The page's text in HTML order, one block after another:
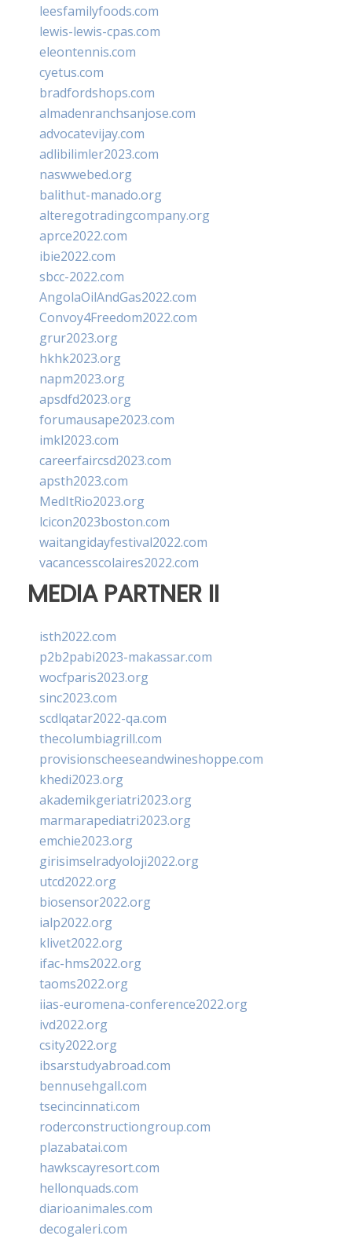
leesfamilyfoods.com
lewis-lewis-cpas.com
eleontennis.com
cyetus.com
bradfordshops.com
almadenranchsanjose.com
advocatevijay.com
adlibilimler2023.com
naswwebed.org
balithut-manado.org
alteregotradingcompany.org
aprce2022.com
ibie2022.com
sbcc-2022.com
AngolaOilAndGas2022.com
Convoy4Freedom2022.com
grur2023.org
hkhk2023.org
napm2023.org
apsdfd2023.org
forumausape2023.com
imkl2023.com
careerfaircsd2023.com
apsth2023.com
MedItRio2023.org
lcicon2023boston.com
waitangidayfestival2022.com
vacancesscolaires2022.com
MEDIA PARTNER II
isth2022.com
p2b2pabi2023-makassar.com
wocfparis2023.org
sinc2023.com
scdlqatar2022-qa.com
thecolumbiagrill.com
provisionscheeseandwineshoppe.com
khedi2023.org
akademikgeriatri2023.org
marmarapediatri2023.org
emchie2023.org
girisimselradyoloji2022.org
utcd2022.org
biosensor2022.org
ialp2022.org
klivet2022.org
ifac-hms2022.org
taoms2022.org
iias-euromena-conference2022.org
ivd2022.org
csity2022.org
ibsarstudyabroad.com
bennusehgall.com
tsecincinnati.com
roderconstructiongroup.com
plazabatai.com
hawkscayresort.com
hellonquads.com
diarioanimales.com
decogaleri.com